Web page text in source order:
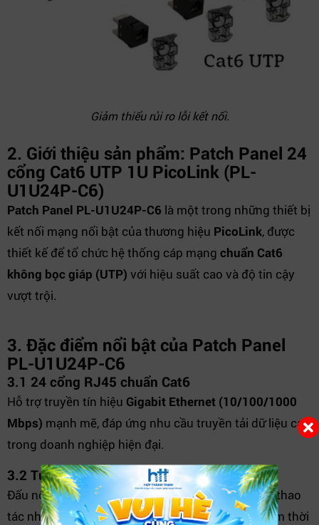
Giảm thiểu rủi ro lỗi kết nối.
2. Giới thiệu sản phẩm: Patch Panel 24
cổng Cat6 UTP 1U PicoLink (PL-
U1U24P-C6)
Patch Panel PL-U1U24P-C6 là một trong những thiết bị
kết nối mạng nổi bật của thương hiệu PicoLink, được
thiết kế để tổ chức hệ thống cáp mạng chuẩn Cat6
không bọc giáp (UTP) với hiệu suất cao và độ tin cậy
vượt trội.
3. Đặc điểm nổi bật của Patch Panel
PL-U1U24P-C6
3.1 24 cổng RJ45 chuẩn Cat6
Hỗ trợ truyền tín hiệu Gigabit Ethernet (10/100/1000
Mbps) mạnh mẽ, đáp ứng nhu cầu truyền tải dữ liệu cao
trong doanh nghiệp hiện đại.
3.2 Tương thích chuẩn T568A/B
Đấu nối phía sau theo kiểu IDC giúp kỹ thuật viên thao
tác nhanh, dễ dàng, đảm bảo chính xác và tiết kiệm thời